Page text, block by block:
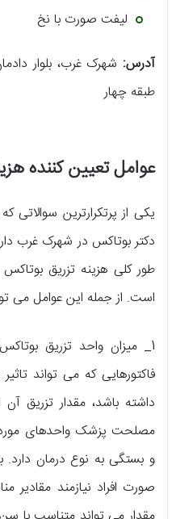
لیفت صورت با نخ
آدرس:
طبقه چهار
عوامل تعیین کننده
یکی از پرتکرارترین سوالاتی
دکتر بوتاکس در شهرک غرب
طور کلی هزینه‌ تزریق
است. از جمله این عوامل می‌
1_ میزان واحد تزریق
فاکتورهایی که می‌ تواند
داشته باشد، مقدار تزریق
مصلحت پزشک واحدهای
و بستگی به نوع درمان
صورت افراد نیازمند مقادیر